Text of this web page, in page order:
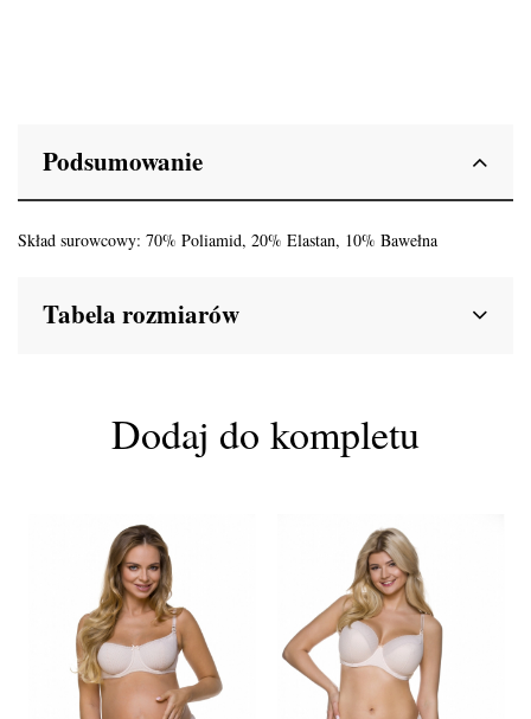
Podsumowanie
Skład surowcowy: 70% Poliamid, 20% Elastan, 10% Bawełna
Tabela rozmiarów
Dodaj do kompletu